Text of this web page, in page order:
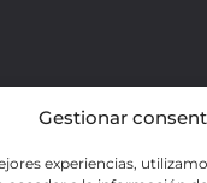
Gestionar
experiencias,
Revista
sobre artes